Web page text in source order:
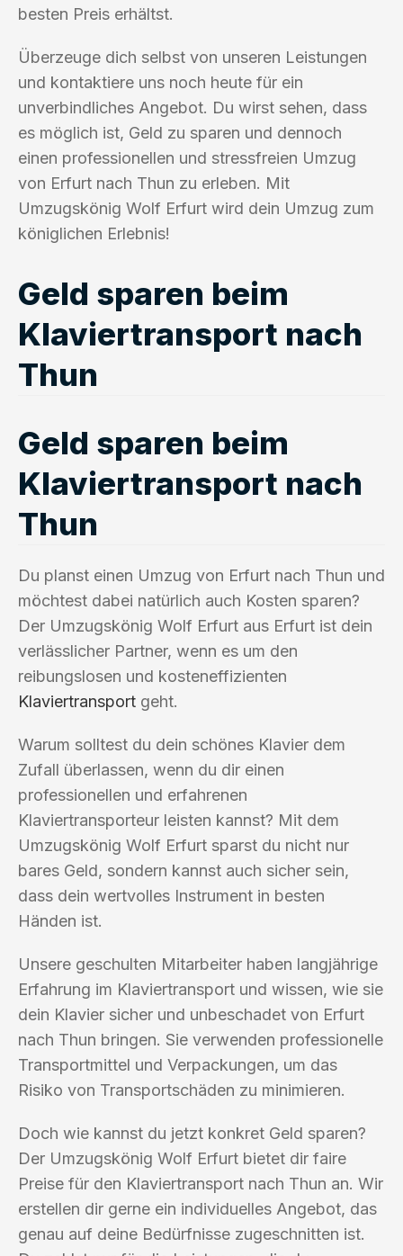
besten Preis erhältst.
Überzeuge dich selbst von unseren Leistungen
und kontaktiere uns noch heute für ein
unverbindliches Angebot. Du wirst sehen, dass
es möglich ist, Geld zu sparen und dennoch
einen professionellen und stressfreien Umzug
von Erfurt nach Thun zu erleben. Mit
Umzugskönig Wolf Erfurt wird dein Umzug zum
königlichen Erlebnis!
Geld sparen beim
Klaviertransport nach
Thun
Geld sparen beim
Klaviertransport nach
Thun
Du planst einen Umzug von Erfurt nach Thun und
möchtest dabei natürlich auch Kosten sparen?
Der Umzugskönig Wolf Erfurt aus Erfurt ist dein
verlässlicher Partner, wenn es um den
reibungslosen und kosteneffizienten
Klaviertransport geht.
Warum solltest du dein schönes Klavier dem
Zufall überlassen, wenn du dir einen
professionellen und erfahrenen
Klaviertransporteur leisten kannst? Mit dem
Umzugskönig Wolf Erfurt sparst du nicht nur
bares Geld, sondern kannst auch sicher sein,
dass dein wertvolles Instrument in besten
Händen ist.
Unsere geschulten Mitarbeiter haben langjährige
Erfahrung im Klaviertransport und wissen, wie sie
dein Klavier sicher und unbeschadet von Erfurt
nach Thun bringen. Sie verwenden professionelle
Transportmittel und Verpackungen, um das
Risiko von Transportschäden zu minimieren.
Doch wie kannst du jetzt konkret Geld sparen?
Der Umzugskönig Wolf Erfurt bietet dir faire
Preise für den Klaviertransport nach Thun an. Wir
erstellen dir gerne ein individuelles Angebot, das
genau auf deine Bedürfnisse zugeschnitten ist.